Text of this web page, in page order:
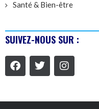
Santé & Bien-être
SUIVEZ-NOUS SUR :